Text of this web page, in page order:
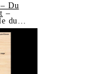
Du
–
du